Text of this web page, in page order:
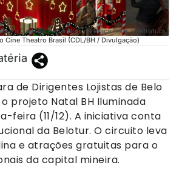
é a Casa do Papai Noel na Praça Sete: a estrutura
Cine Theatro Brasil (CDL/BH / Divulgação)
de Dirigentes Lojistas de Belo
projeto Natal BH Iluminada
feira (11/12). A iniciativa conta
da Belotur. O circuito leva
e atrações gratuitas para o
da capital mineira.